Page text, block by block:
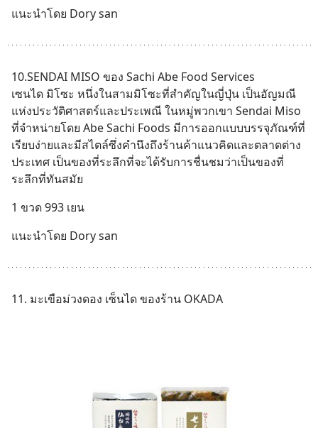
แนะนำโดย Dory san
10.SENDAI MISO ของ Sachi Abe Food Services
เซนได มิโซะ หนึ่งในสามมิโซะที่สำคัญในญี่ปุ่น เป็นอัญมณี
แห่งประวัติศาสตร์และประเพณี ในหมู่พวกเขา Sendai Miso
ที่จำหน่ายโดย Abe Sachi Foods มีการออกแบบบรรจุภัณฑ์ที่
เรียบง่ายและมีสไตล์ซึ่งคำนึงถึงร้านค้าแนวคิดและตลาดต่าง
ประเทศ เป็นของที่ระลึกที่จะได้รับการชื่นชมว่าเป็นของที่
ระลึกที่ทันสมัย
1 ขวด 993 เยน
แนะนำโดย Dory san
11. มะเขือม่วงดอง เซ็นได ของร้าน OKADA